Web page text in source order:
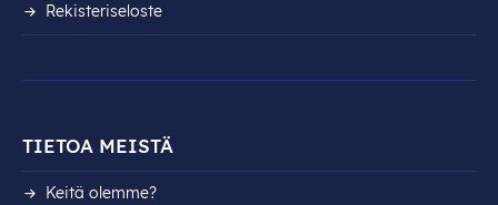
Rekisteri­seloste
TIETOA MEISTÄ
Keitä olemme?